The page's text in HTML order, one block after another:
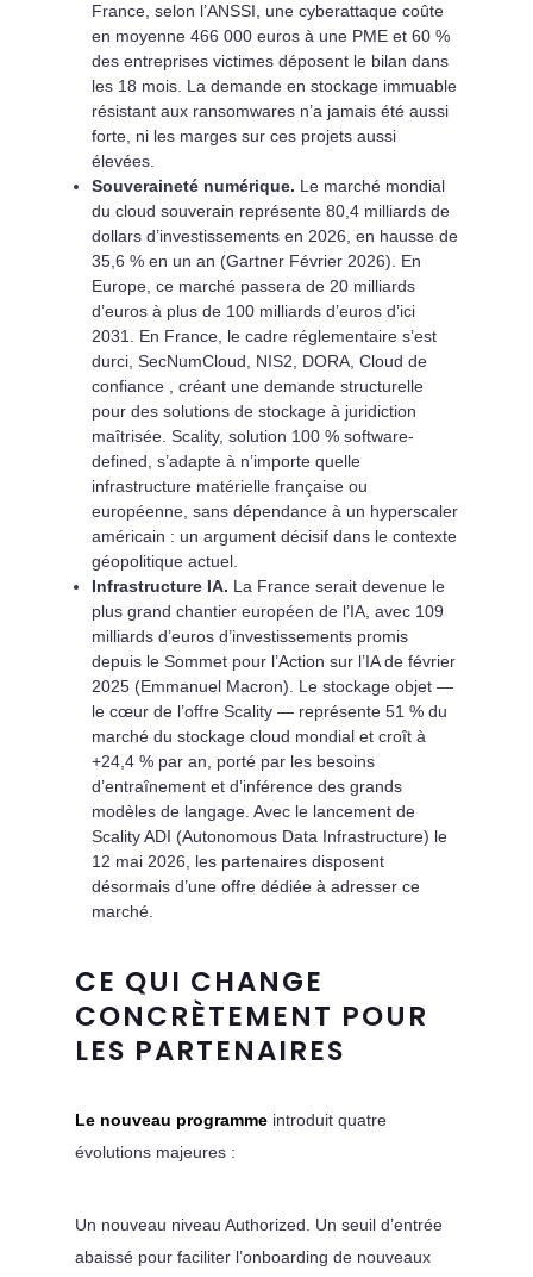
France, selon l’ANSSI, une cyberattaque coûte
en moyenne 466 000 euros à une PME et 60 %
des entreprises victimes déposent le bilan dans
les 18 mois. La demande en stockage immuable
résistant aux ransomwares n’a jamais été aussi
forte, ni les marges sur ces projets aussi
élevées.
Souveraineté numérique. Le marché mondial
du cloud souverain représente 80,4 milliards de
dollars d’investissements en 2026, en hausse de
35,6 % en un an (Gartner Février 2026). En
Europe, ce marché passera de 20 milliards
d’euros à plus de 100 milliards d’euros d’ici
2031. En France, le cadre réglementaire s’est
durci, SecNumCloud, NIS2, DORA, Cloud de
confiance , créant une demande structurelle
pour des solutions de stockage à juridiction
maîtrisée. Scality, solution 100 % software-
defined, s’adapte à n’importe quelle
infrastructure matérielle française ou
européenne, sans dépendance à un hyperscaler
américain : un argument décisif dans le contexte
géopolitique actuel.
Infrastructure IA. La France serait devenue le
plus grand chantier européen de l’IA, avec 109
milliards d’euros d’investissements promis
depuis le Sommet pour l’Action sur l’IA de février
2025 (Emmanuel Macron). Le stockage objet —
le cœur de l’offre Scality — représente 51 % du
marché du stockage cloud mondial et croît à
+24,4 % par an, porté par les besoins
d’entraînement et d’inférence des grands
modèles de langage. Avec le lancement de
Scality ADI (Autonomous Data Infrastructure) le
12 mai 2026, les partenaires disposent
désormais d’une offre dédiée à adresser ce
marché.
CE QUI CHANGE
CONCRÈTEMENT POUR
LES PARTENAIRES
Le nouveau programmeintroduit quatre
évolutions majeures :
Un nouveau niveau Authorized. Un seuil d’entrée
abaissé pour faciliter l’onboarding de nouveaux